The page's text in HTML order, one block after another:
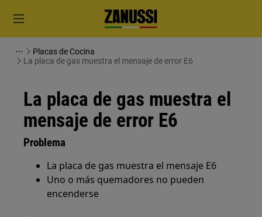
Placas de Cocina
La placa de gas muestra el mensaje de error E6
La placa de gas muestra el
mensaje de error E6
Problema
La placa de gas muestra el mensaje E6
Uno o más quemadores no pueden
encenderse